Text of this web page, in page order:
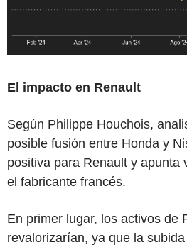
El impacto en Renault
Según Philippe Houchois,
posible fusión entre Honda y
positiva para Renault y apunta
el fabricante francés.
En primer lugar, los activos de
revalorizarían, ya que la